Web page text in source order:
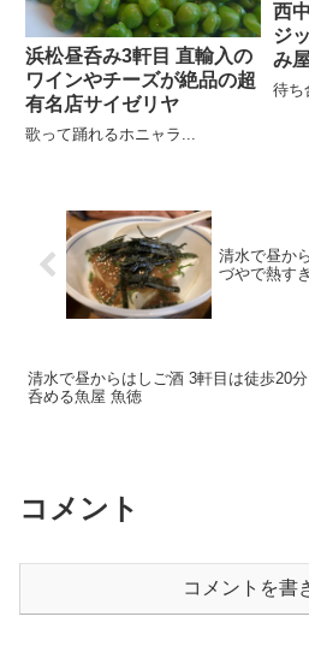
浜松昼呑み3軒目 直輸入の
ワインやチーズが絶品の超
有名店サイゼリヤ
歌って踊れるホニャラ...
西
ジ
み
待ち
清水で昼か
づやで熱す
清水で昼からはしご酒 3軒目は徒歩20分
呑める魚屋 魚徳
コメント
コメントを書